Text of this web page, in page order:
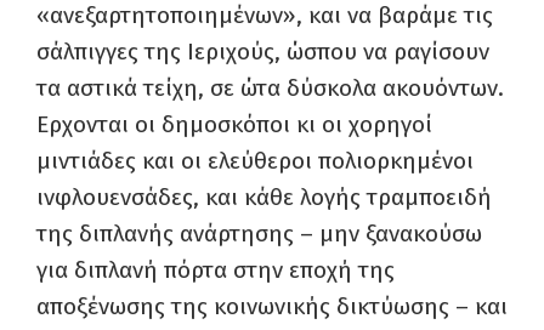
«ανεξαρτητοποιημένων», και να βαράμε τις
σάλπιγγες της Ιεριχούς, ώσπου να ραγίσουν
τα αστικά τείχη, σε ώτα δύσκολα ακουόντων.
Ερχονται οι δημοσκόποι κι οι χορηγοί
μιντιάδες και οι ελεύθεροι πολιορκημένοι
ινφλουενσάδες, και κάθε λογής τραμποειδή
της διπλανής ανάρτησης – μην ξανακούσω
για διπλανή πόρτα στην εποχή της
αποξένωσης της κοινωνικής δικτύωσης – και